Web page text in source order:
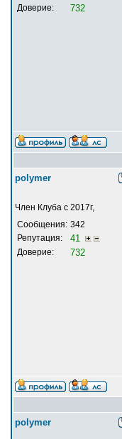
Доверие: 732
polymer
Член Клуба с 2017г,
Сообщения: 342
Репутация:
41
Доверие: 732
polymer